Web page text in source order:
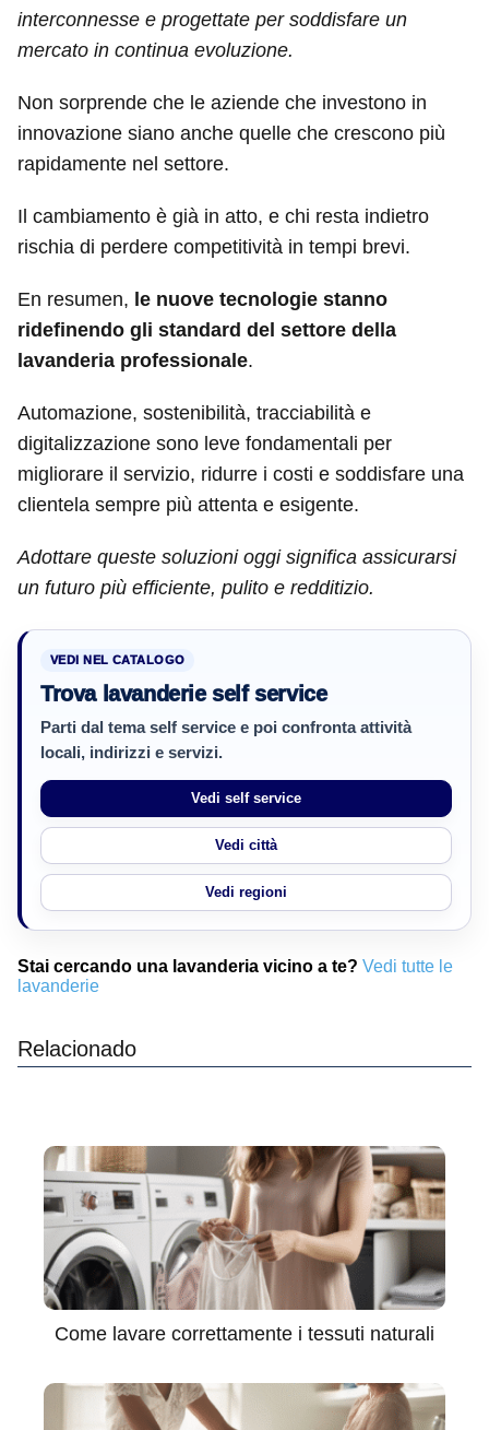
interconnesse e progettate per soddisfare un
mercato in continua evoluzione.
Non sorprende che le aziende che investono in
innovazione siano anche quelle che crescono più
rapidamente nel settore.
Il cambiamento è già in atto, e chi resta indietro
rischia di perdere competitività in tempi brevi.
En resumen, le nuove tecnologie stanno
ridefinendo gli standard del settore della
lavanderia professionale.
Automazione, sostenibilità, tracciabilità e
digitalizzazione sono leve fondamentali per
migliorare il servizio, ridurre i costi e soddisfare una
clientela sempre più attenta e esigente.
Adottare queste soluzioni oggi significa assicurarsi
un futuro più efficiente, pulito e redditizio.
VEDI NEL CATALOGO
Trova lavanderie self service
Parti dal tema self service e poi confronta attività
locali, indirizzi e servizi.
Vedi self service
Vedi città
Vedi regioni
Stai cercando una lavanderia vicino a te? Vedi tutte le
lavanderie
Relacionado
Come lavare correttamente i tessuti naturali